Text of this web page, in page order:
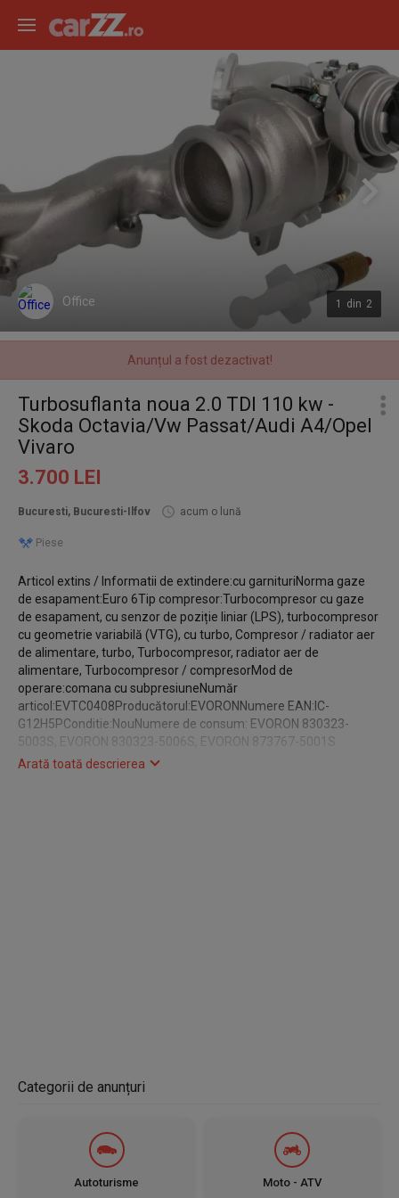
1 din 2
Anunțul a fost dezactivat!
Office
Turbosuflanta noua 2.0 TDI 110 kw -
Skoda Octavia/Vw Passat/Audi A4/Opel
Vivaro
3.700 LEI
Bucuresti, Bucuresti-Ilfov acum o lună
Piese
Articol extins / Informatii de extindere:cu garnituriNorma gaze
de esapament:Euro 6Tip compresor:Turbocompresor cu gaze
de esapament, cu senzor de poziție liniar (LPS), turbocompresor
cu geometrie variabilă (VTG), cu turbo, Compresor / radiator aer
de alimentare, turbo, Turbocompresor, radiator aer de
alimentare, Turbocompresor / compresorMod de
operare:comana cu subpresiuneNumăr
articol:EVTC0408Producătorul:EVORONNumere EAN:IC-
G12H5PConditie:NouNumere de consum: EVORON 830323-
5003S, EVORON 830323-5006S, EVORON 873767-5001S
GARANTIE 2 ANI!
Arată toată descrierea
Categorii de anunțuri
Autoturisme Moto - ATV